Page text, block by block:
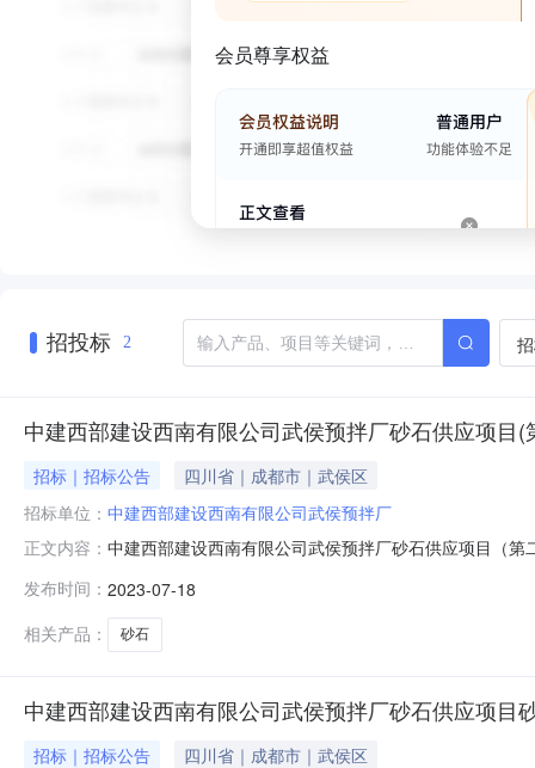
会员尊享权益
招投标 2
中建西部建设西南有限公司武侯预拌厂砂石供应项目
招标｜招标公告
四川省｜成都市｜武侯区
招标单位： 中建西部建设西南有限公司武侯预拌厂
正文内容： 中建西部建设西南有限公司武侯预拌厂砂石供应项目（
0¬iceTypes=GKZBGG
发布时间： 2023-07-18
相关产品：
砂石
中建西部建设西南有限公司武侯预拌厂砂石供应项目
招标｜招标公告
四川省｜成都市｜武侯区